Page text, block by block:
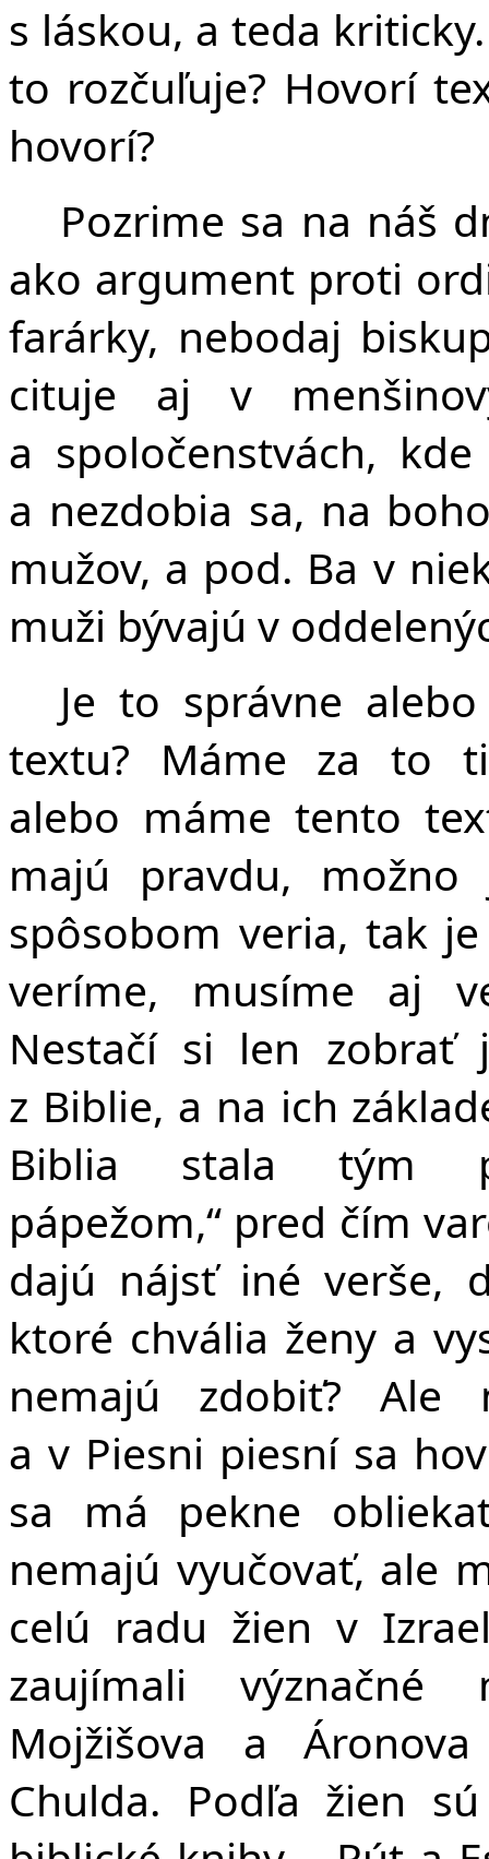
s láskou, a teda
to rozčuľuje? Hovorí
hovorí?
Pozrime sa na náš
ako argument proti
farárky, nebodaj
cituje aj v
a spoločenstvách,
a nezdobia sa, na
mužov, a pod. Ba v
muži bývajú v
Je to správne
textu? Máme za to
alebo máme tento
majú pravdu,
spôsobom veria, tak
veríme, musíme aj
Nestačí si len zobrať
z Biblie, a na ich
Biblia stala tým
pápežom,“ pred čím
dajú nájsť iné verše,
ktoré chvália ženy a
nemajú zdobiť? Ale
a v Piesni piesní sa
sa má pekne
nemajú vyučovať, ale
celú radu žien v
zaujímali význačné
Mojžišova a
Chulda. Podľa žien